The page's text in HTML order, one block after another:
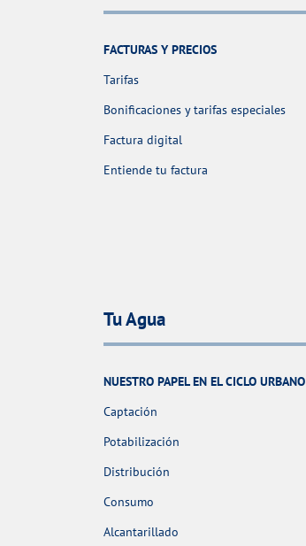
FACTURAS Y PRECIOS
Tarifas
Bonificaciones y tarifas especiales
Factura digital
Entiende tu factura
Tu Agua
NUESTRO PAPEL EN EL CICLO URBANO
Captación
Potabilización
Distribución
Consumo
Alcantarillado